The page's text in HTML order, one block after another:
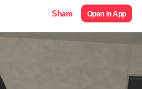
Share Open in App